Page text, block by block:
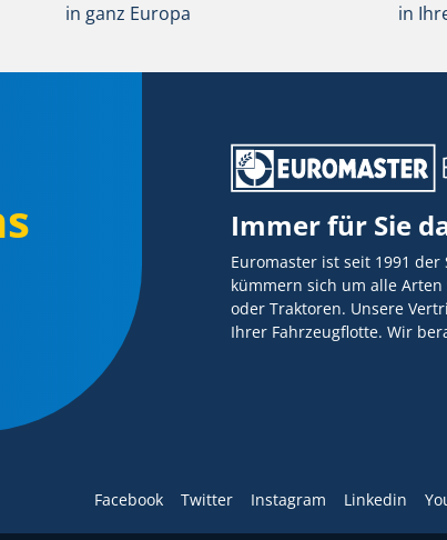
in ganz Europa
in
Immer für Sie
Euromaster ist seit 1991
kümmern sich um alle Arten
oder Traktoren. Unsere
Ihrer Fahrzeugflotte. Wir
Facebook Twitter Instagram Linkedin